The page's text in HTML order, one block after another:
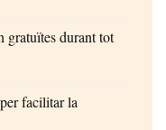
gratuïtes durant tot
facilitar la